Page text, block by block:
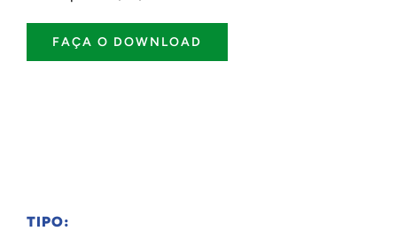
FAÇA O DOWNLOAD
TIPO: